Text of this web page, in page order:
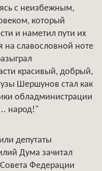
с неизбежным,
который
и наметил пути их
на славословной ноте
красивый, добрый,
Шершунов стал как
обладминистрации
народ!"
депутаты
Дума зачитал
Совета Федерации